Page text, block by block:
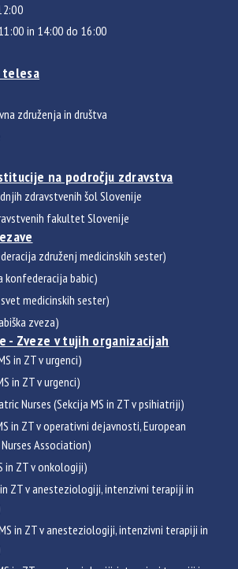
in 14:00 do 16:00
telesa
združenja in društva
na področju zdravstva
zdravstvenih šol Slovenije
fakultet Slovenije
združenj medicinskih sester)
konfederacija babic)
medicinskih sester)
zveza)
- Zveze v tujih organizacijah
in ZT v urgenci)
in ZT v urgenci)
Nurses (Sekcija MS in ZT v psihiatriji)
in ZT v operativni dejavnosti, European
Association)
in ZT v onkologiji)
in ZT v anesteziologiji, intenzivni terapiji in
MS in ZT v anesteziologiji, intenzivni terapiji in